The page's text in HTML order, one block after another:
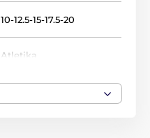
10-12.5-15-17.5-20
Atletika